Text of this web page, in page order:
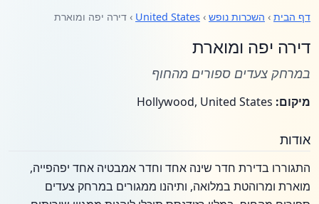
דף הבית › השכרות נופש ›
United States › דירה יפה ומוארת
דירה יפה ומוארת
במרחק צעדים ספורים מהחוף
מיקום:
אודות
התגוררו בדירת חדר שינה אחד וחדר אמבטיה אחד יפהפייה,
מוארת ומרוהטת במלואה, ותיהנו ממגורים במרחק צעדים